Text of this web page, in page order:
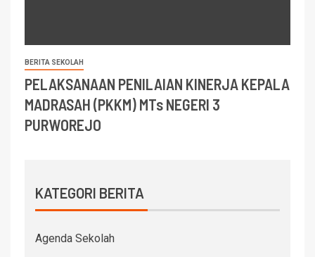
BERITA SEKOLAH
PELAKSANAAN PENILAIAN KINERJA KEPALA
MADRASAH (PKKM) MTs NEGERI 3
PURWOREJO
KATEGORI BERITA
Agenda Sekolah